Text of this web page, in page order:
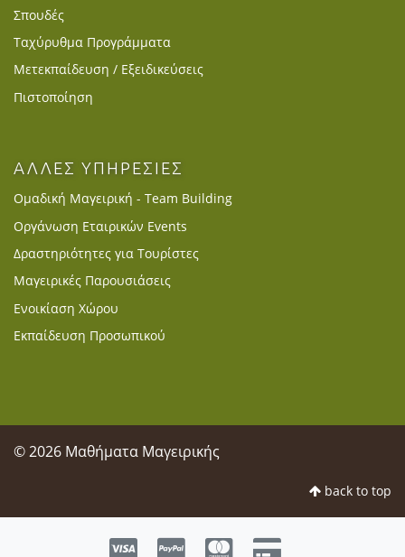
Σπουδές
Ταχύρυθμα Προγράμματα
Μετεκπαίδευση / Εξειδικεύσεις
Πιστοποίηση
ΑΛΛΕΣ ΥΠΗΡΕΣΙΕΣ
Ομαδική Μαγειρική - Team Building
Οργάνωση Εταιρικών Events
Δραστηριότητες για Τουρίστες
Μαγειρικές Παρουσιάσεις
Ενοικίαση Χώρου
Εκπαίδευση Προσωπικού
© 2026 Μαθήματα Μαγειρικής
back to top